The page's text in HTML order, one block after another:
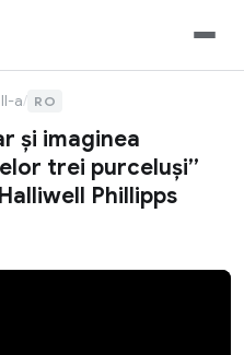
a/ RO
şi imaginea
trei purceluși”
Phillipps